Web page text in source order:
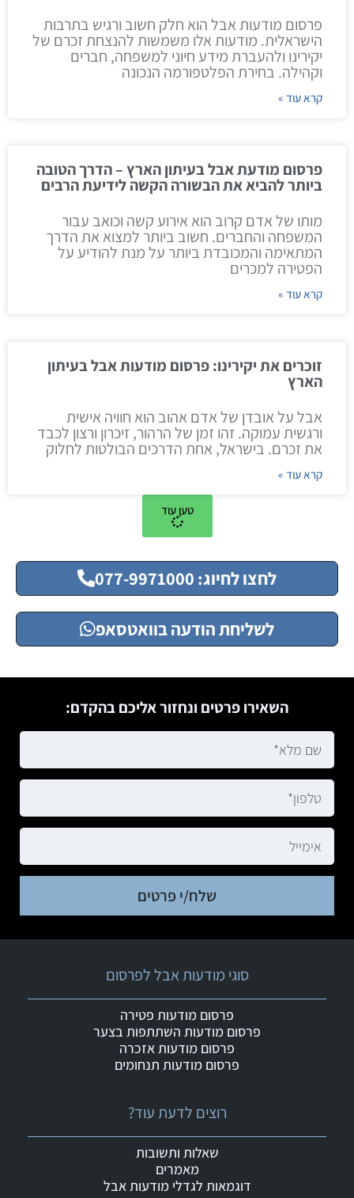
פרסום מודעות אבל הוא חלק חשוב ורגיש בתרבות
הישראלית. מודעות אלו משמשות להנצחת זכרם של
יקירינו ולהעברת מידע חיוני למשפחה, חברים
וקהילה. בחירת הפלטפורמה הנכונה
קרא עוד »
פרסום מודעת אבל בעיתון הארץ – הדרך הטובה
ביותר להביא את הבשורה הקשה לידיעת הרבים
מותו של אדם קרוב הוא אירוע קשה וכואב עבור
המשפחה והחברים. חשוב ביותר למצוא את הדרך
המתאימה והמכובדת ביותר על מנת להודיע על
הפטירה למכרים
קרא עוד »
זוכרים את יקירינו: פרסום מודעות אבל בעיתון
הארץ
אבל על אובדן של אדם אהוב הוא חוויה אישית
ורגשית עמוקה. זהו זמן של הרהור, זיכרון ורצון לכבד
את זכרם. בישראל, אחת הדרכים הבולטות לחלוק
קרא עוד »
טען עוד
לחצו לחיוג: 077-9971000
לשליחת הודעה בוואטסאפ
השאירו פרטים ונחזור אליכם בהקדם:
שלח/י פרטים
רוצים לדעת עוד?
שאלות ותשובות
מאמרים
דוגמאות לגדלי מודעות אבל
סוגי מודעות אבל לפרסום
פרסום מודעות פטירה
פרסום מודעות השתתפות בצער
פרסום מודעות אזכרה
פרסום מודעות תנחומים